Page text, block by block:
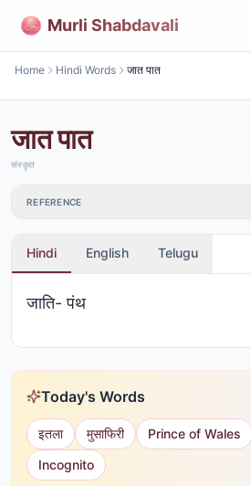
Murli Shabdavali
Home Hindi Words जात पात
जात पात
संस्कृत
REFERENCE
Hindi English Telugu
जाति- पंथ
Today's Words
इतला मुसाफिरी Prince of Wales
Incognito